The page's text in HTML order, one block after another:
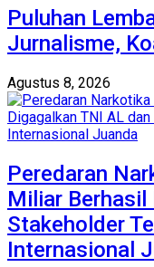
Puluhan
Jurnalisme,
Agustus 8, 2026
Peredaran
Miliar Berhasil
Stakeholder
Internasional